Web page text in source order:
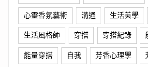
心靈香氛藝術 溝通 生活美學
生活風格師 穿搭 穿搭紀錄
能量穿搭 自我 芳香心理學